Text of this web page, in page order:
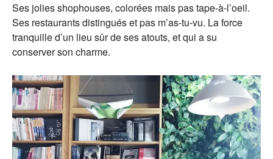
Ses jolies shophouses, colorées mais pas tape-à-l’oeil.
Ses restaurants distingués et pas m’as-tu-vu. La force
tranquille d’un lieu sûr de ses atouts, et qui a su
conserver son charme.